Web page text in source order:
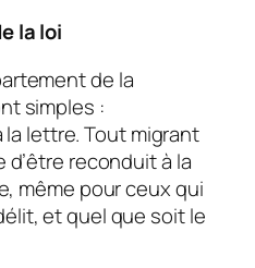
la loi
de la
simples :
la lettre. Tout migrant
reconduit à la
même pour ceux qui
et quel que soit le